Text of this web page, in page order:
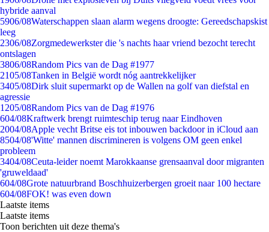
hybride aanval
5906/08Waterschappen slaan alarm wegens droogte: Gereedschapskist
leeg
2306/08Zorgmedewerkster die 's nachts haar vriend bezocht terecht
ontslagen
3806/08Random Pics van de Dag #1977
2105/08Tanken in België wordt nóg aantrekkelijker
3405/08Dirk sluit supermarkt op de Wallen na golf van diefstal en
agressie
1205/08Random Pics van de Dag #1976
604/08Kraftwerk brengt ruimteschip terug naar Eindhoven
2004/08Apple vecht Britse eis tot inbouwen backdoor in iCloud aan
8504/08'Witte' mannen discrimineren is volgens OM geen enkel
probleem
3404/08Ceuta-leider noemt Marokkaanse grensaanval door migranten
'gruweldaad'
604/08Grote natuurbrand Boschhuizerbergen groeit naar 100 hectare
604/08FOK! was even down
Laatste items
Laatste items
Toon berichten uit deze thema's